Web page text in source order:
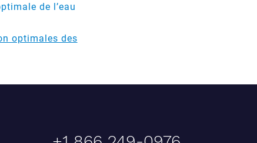
de l’eau
optimales des